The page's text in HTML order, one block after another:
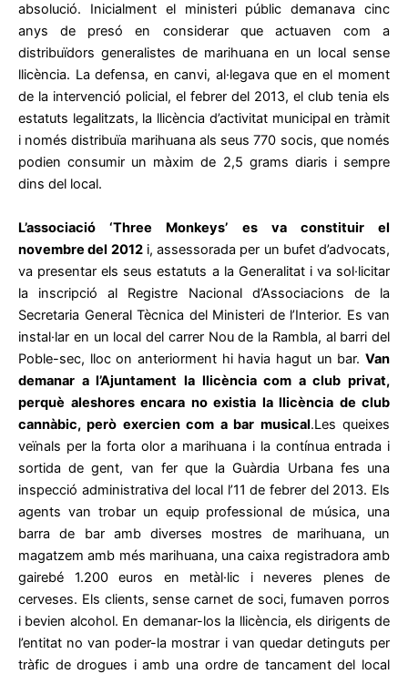
absolució. Inicialment el ministeri públic demanava cinc
anys de presó en considerar que actuaven com a
distribuïdors generalistes de marihuana en un local sense
llicència. La defensa, en canvi, al·legava que en el moment
de la intervenció policial, el febrer del 2013, el club tenia els
estatuts legalitzats, la llicència d’activitat municipal en tràmit
i només distribuïa marihuana als seus 770 socis, que només
podien consumir un màxim de 2,5 grams diaris i sempre
dins del local.
L’associació ‘Three Monkeys’ es va constituir el
novembre del 2012i, assessorada per un bufet d’advocats,
va presentar els seus estatuts a la Generalitat i va sol·licitar
la inscripció al Registre Nacional d’Associacions de la
Secretaria General Tècnica del Ministeri de l’Interior. Es van
instal·lar en un local del carrer Nou de la Rambla, al barri del
Poble-sec, lloc on anteriorment hi havia hagut un bar. Van
demanar a l’Ajuntament la llicència com a club privat,
perquè aleshores encara no existia la llicència de club
cannàbic, però exercien com a bar musical.Les queixes
veïnals per la forta olor a marihuana i la contínua entrada i
sortida de gent, van fer que la Guàrdia Urbana fes una
inspecció administrativa del local l’11 de febrer del 2013. Els
agents van trobar un equip professional de música, una
barra de bar amb diverses mostres de marihuana, un
magatzem amb més marihuana, una caixa registradora amb
gairebé 1.200 euros en metàl·lic i neveres plenes de
cerveses. Els clients, sense carnet de soci, fumaven porros
i bevien alcohol. En demanar-los la llicència, els dirigents de
l’entitat no van poder-la mostrar i van quedar detinguts per
tràfic de drogues i amb una ordre de tancament del local